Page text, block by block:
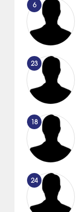
6
23
18
24